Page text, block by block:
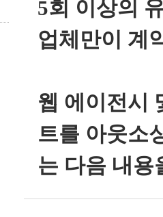
5회 이상의
업체만이 계
웹 에이전시
트를 아웃소
는 다음 내